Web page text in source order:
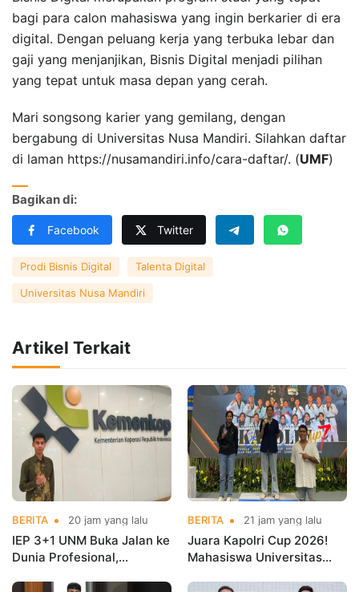
bagi para calon mahasiswa yang ingin berkarier di era
digital. Dengan peluang kerja yang terbuka lebar dan
gaji yang menjanjikan, Bisnis Digital menjadi pilihan
yang tepat untuk masa depan yang cerah.
Mari songsong karier yang gemilang, dengan
bergabung di Universitas Nusa Mandiri. Silahkan daftar
di laman https://nusamandiri.info/cara-daftar/. (UMF)
Bagikan di:
Facebook Twitter
Prodi Bisnis Digital Talenta Digital
Universitas Nusa Mandiri
Artikel Terkait
BERITA 20 jam yang lalu
IEP 3+1 UNM Buka Jalan ke
Dunia Profesional,
BERITA 21 jam yang lalu
Juara Kapolri Cup 2026!
Mahasiswa Universitas